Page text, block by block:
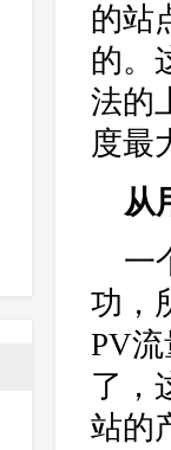
的站
的。
法的
度最
从
一
功，
PV
了，
站的